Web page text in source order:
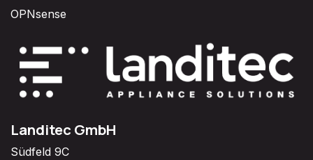
OPNsense
Landitec GmbH
Südfeld 9C